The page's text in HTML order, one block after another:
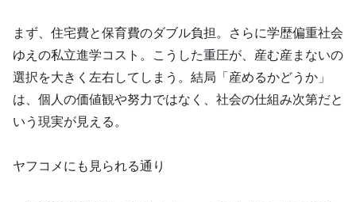
まず、住宅費と保育費のダブル負担。さらに学歴偏重社会
ゆえの私立進学コスト。こうした重圧が、産む産まないの
選択を大きく左右してしまう。結局「産めるかどうか」
は、個人の価値観や努力ではなく、社会の仕組み次第だと
いう現実が見える。
ヤフコメにも見られる通り